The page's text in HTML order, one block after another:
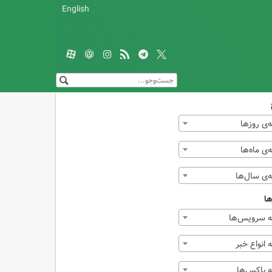
English
روزها
ماه‌ها
سال‌ها
سرویس‌ها
انواع خبر